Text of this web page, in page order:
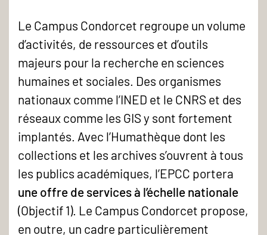
Le Campus Condorcet regroupe un volume
d’activités, de ressources et d’outils
majeurs pour la recherche en sciences
humaines et sociales. Des organismes
nationaux comme l’INED et le CNRS et des
réseaux comme les GIS y sont fortement
implantés. Avec l’Humathèque dont les
collections et les archives s’ouvrent à tous
les publics académiques, l’EPCC portera
une offre de services à l’échelle nationale
(Objectif 1). Le Campus Condorcet propose,
en outre, un cadre particulièrement